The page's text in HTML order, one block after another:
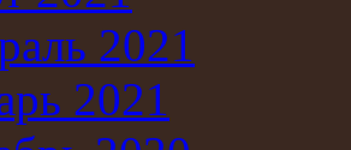
2021
2021